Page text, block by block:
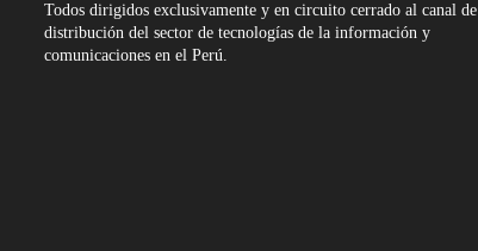
Todos dirigidos exclusivamente y en circuito cerrado al canal de
distribución del sector de tecnologías de la información y
comunicaciones en el Perú.